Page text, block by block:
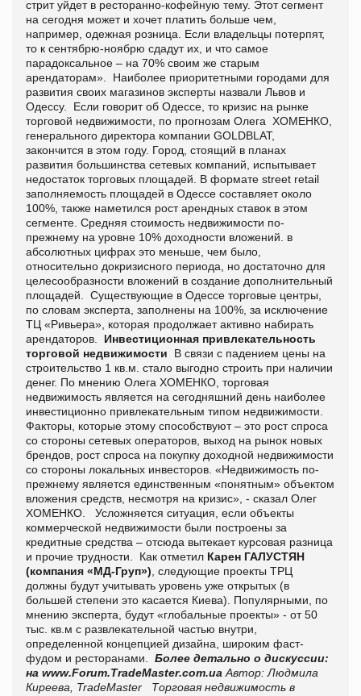
стрит уйдет в ресторанно-кофейную тему. Этот сегмент
на сегодня может и хочет платить больше чем,
например, одежная розница. Если владельцы потерпят,
то к сентябрю-ноябрю сдадут их, и что самое
парадоксальное – на 70% своим же старым
арендаторам». Наиболее приоритетными городами для
развития своих магазинов эксперты назвали Львов и
Одессу. Если говорит об Одессе, то кризис на рынке
торговой недвижимости, по прогнозам Олега ХОМЕНКО,
генерального директора компании GOLDBLAT,
закончится в этом году. Город, стоящий в планах
развития большинства сетевых компаний, испытывает
недостаток торговых площадей. В формате street retail
заполняемость площадей в Одессе составляет около
100%, также наметился рост арендных ставок в этом
сегменте. Средняя стоимость недвижимости по-
прежнему на уровне 10% доходности вложений. в
абсолютных цифрах это меньше, чем было,
относительно докризисного периода, но достаточно для
целесообразности вложений в создание дополнительный
площадей. Существующие в Одессе торговые центры,
по словам эксперта, заполнены на 100%, за исключение
ТЦ «Ривьера», которая продолжает активно набирать
арендаторов. Инвестиционная привлекательность
торговой недвижимости В связи с падением цены на
строительство 1 кв.м. стало выгодно строить при наличии
денег. По мнению Олега ХОМЕНКО, торговая
недвижимость является на сегодняшний день наиболее
инвестиционно привлекательным типом недвижимости.
Факторы, которые этому способствуют – это рост спроса
со стороны сетевых операторов, выход на рынок новых
брендов, рост спроса на покупку доходной недвижимости
со стороны локальных инвесторов. «Недвижимость по-
прежнему является единственным «понятным» объектом
вложения средств, несмотря на кризис», - сказал Олег
ХОМЕНКО. Усложняется ситуация, если объекты
коммерческой недвижимости были построены за
кредитные средства – отсюда вытекает курсовая разница
и прочие трудности. Как отметил Карен ГАЛУСТЯН
(компания «МД-Груп») , следующие проекты ТРЦ
должны будут учитывать уровень уже открытых (в
большей степени это касается Киева). Популярными, по
мнению эксперта, будут «глобальные проекты» - от 50
тыс. кв.м с развлекательной частью внутри,
определенной концепцией дизайна, широким фаст-
фудом и ресторанами. Более детально о дискуссии:
на www.Forum.TradeMaster.com.ua Автор: Людмила
Киреева, TradeMaster
Торговая недвижимость в